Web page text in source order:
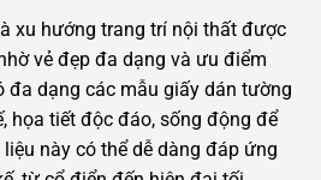
xu hướng trang trí nội thất được
vẻ đẹp đa dạng và ưu điểm
đa dạng các mẫu giấy dán tường
họa tiết độc đáo, sống động để
này có thể dễ dàng đáp ứng